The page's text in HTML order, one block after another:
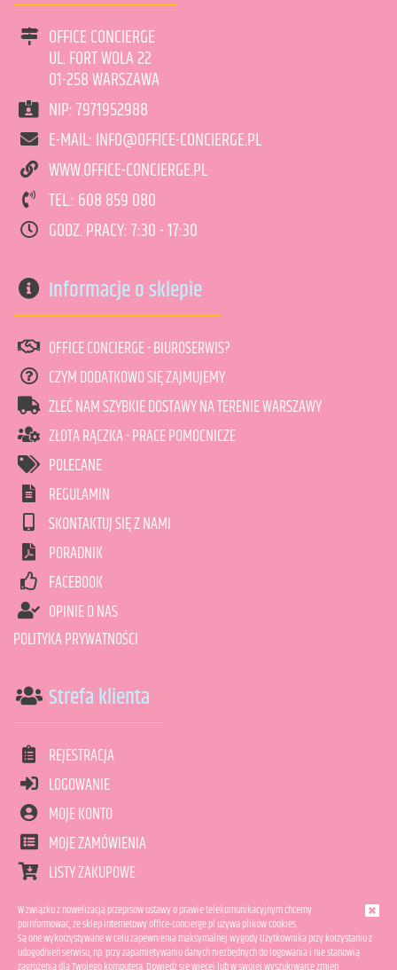
DODAJ DO KOSZYKA
OFFICE CONCIERGE
UL. FORT WOLA 22
01-258 WARSZAWA
NIP: 7971952988
E-MAIL: INFO@OFFICE-CONCIERGE.PL
WWW.OFFICE-CONCIERGE.PL
TEL.: 608 859 080
GODZ. PRACY: 7:30 - 17:30
Informacje o sklepie
OFFICE CONCIERGE - BIUROSERWIS?
CZYM DODATKOWO SIĘ ZAJMUJEMY
ZLEĆ NAM SZYBKIE DOSTAWY NA TERENIE WARSZAWY
ZŁOTA RĄCZKA - PRACE POMOCNICZE
POLECANE
REGULAMIN
SKONTAKTUJ SIĘ Z NAMI
PORADNIK
FACEBOOK
OPINIE O NAS
POLITYKA PRYWATNOŚCI
Strefa klienta
REJESTRACJA
LOGOWANIE
MOJE KONTO
MOJE ZAMÓWIENIA
LISTY ZAKUPOWE
COPYRIGHT © 2011-2026 OFFICE CONCIERGE.
WSZELKIE PRAWA ZASTRZEŻONE.
W związku z nowelizacją przepisów ustawy o prawie telekomunikacyjnym chcemy
poinformować, że sklep internetowy office-concierge.pl używa plików cookies.
Są one wykorzystywane w celu zapewnienia maksymalnej wygody Użytkownika przy korzystaniu z
udogodnień serwisu, np. przy zapamiętywaniu danych niezbędnych do logowania i nie stanowią